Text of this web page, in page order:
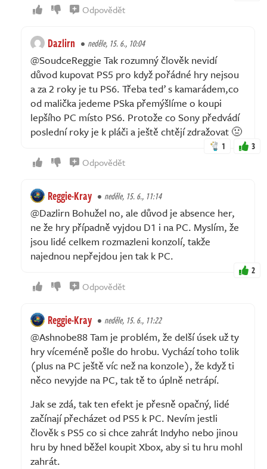
Odpovědět
Dazlirn neděle, 15. 6., 10:04
@SoudceReggie Tak rozumný člověk nevidí
důvod kupovat PS5 pro když pořádné hry nejsou
a za 2 roky je tu PS6. Třeba teď s kamarádem,co
od malička jedeme PSka přemýšlíme o koupi
lepšího PC místo PS6. Protože co Sony předvádí
poslední roky je k pláči a ještě chtějí zdražovat 🤢
1 3
Odpovědět
Reggie-Kray neděle, 15. 6., 11:14
@Dazlirn Bohužel no, ale důvod je absence her,
ne že hry případně vyjdou D1 i na PC. Myslím, že
jsou lidé celkem rozmazleni konzolí, takže
najednou nepřejdou jen tak k PC.
2
Odpovědět
Reggie-Kray neděle, 15. 6., 11:22
@Ashnobe88 Tam je problém, že delší úsek už ty
hry víceméně pošle do hrobu. Vychází toho tolik
(plus na PC ještě víc než na konzole), že když ti
něco nevyjde na PC, tak tě to úplně netrápí.
Jak se zdá, tak ten efekt je přesně opačný, lidé
začínají přecházet od PS5 k PC. Nevím jestli
člověk s PS5 co si chce zahrát Indyho nebo jinou
hru by hned běžel koupit Xbox, aby si tu hru mohl
zahrát.